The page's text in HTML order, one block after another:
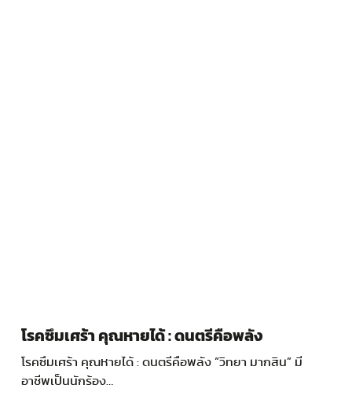
โรคซึมเศร้า คุณหายได้ : ดนตรีคือพลัง
โรคซึมเศร้า คุณหายได้ : ดนตรีคือพลัง “วิทยา มากสิน” มี
อาชีพเป็นนักร้อง…